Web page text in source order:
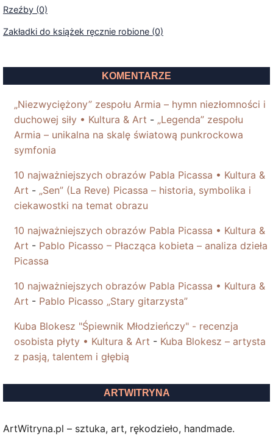
Rzeźby (0)
Zakładki do książek ręcznie robione (0)
KOMENTARZE
„Niezwyciężony” zespołu Armia – hymn niezłomności i
duchowej siły • Kultura & Art - „Legenda” zespołu
Armia – unikalna na skalę światową punkrockowa
symfonia
10 najważniejszych obrazów Pabla Picassa • Kultura &
Art - „Sen” (La Reve) Picassa – historia, symbolika i
ciekawostki na temat obrazu
10 najważniejszych obrazów Pabla Picassa • Kultura &
Art - Pablo Picasso – Płacząca kobieta – analiza dzieła
Picassa
10 najważniejszych obrazów Pabla Picassa • Kultura &
Art - Pablo Picasso „Stary gitarzysta”
Kuba Blokesz "Śpiewnik Młodzieńczy" - recenzja
osobista płyty • Kultura & Art - Kuba Blokesz – artysta
z pasją, talentem i głębią
ARTWITRYNA
ArtWitryna.pl – sztuka, art, rękodzieło, handmade.